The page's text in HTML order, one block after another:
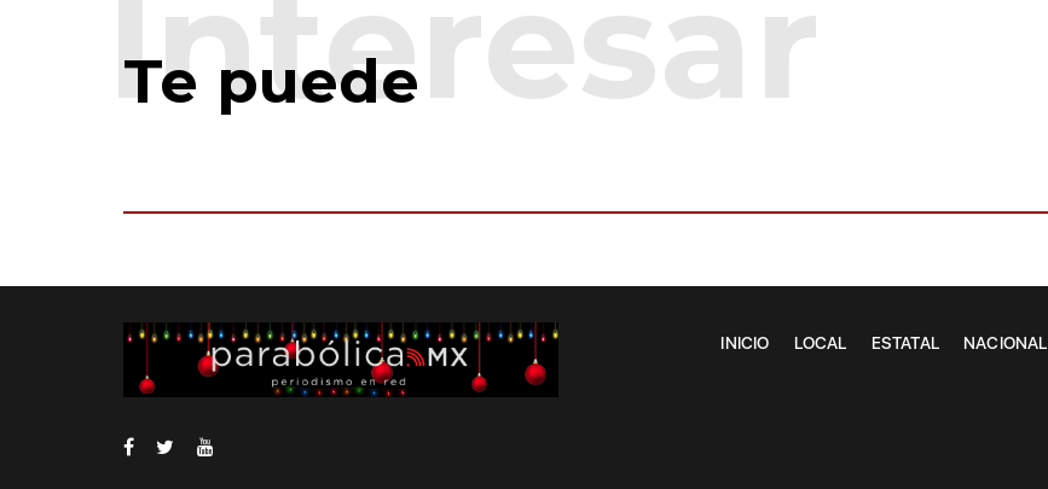
Te puede
INICIO LOCAL ESTATAL NACIONAL